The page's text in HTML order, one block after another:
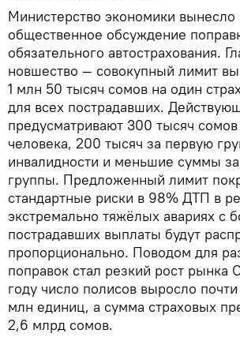
Министерство экономики вынесло
общественное обсуждение
обязательного автострахования.
новшество — совокупный лимит
1 млн 50 тысяч сомов на один
для всех пострадавших.
предусматривают 300 тысяч
человека, 200 тысяч за первую
инвалидности и меньшие суммы
группы. Предложенный лимит
стандартные риски в 98% ДТП в
экстремально тяжёлых авариях с
пострадавших выплаты будут
пропорционально. Поводом для
поправок стал резкий рост
году число полисов выросло почти
млн единиц, а сумма страховых
2,6 млрд сомов.